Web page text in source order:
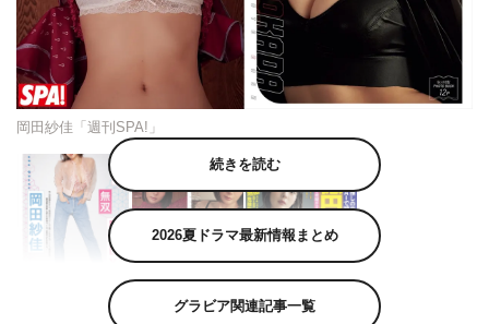
岡田紗佳「週刊SPA!」
岡田紗佳が、9月9日発売の「週刊SPA!」（扶桑社）の表
紙＆秋の特製フォトブックに登場した。
続きを読む
2026夏ドラマ最新情報まとめ
グラビア関連記事一覧